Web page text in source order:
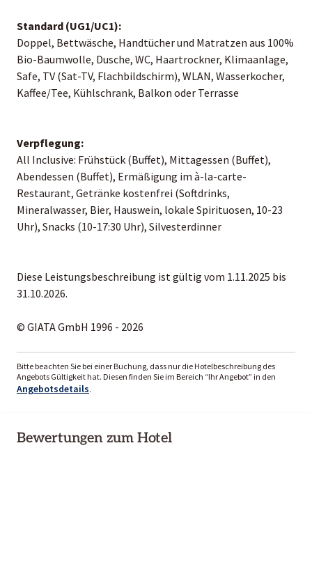
Standard (UG1/UC1):
Doppel, Bettwäsche, Handtücher und Matratzen aus 100%
Bio-Baumwolle, Dusche, WC, Haartrockner, Klimaanlage,
Safe, TV (Sat-TV, Flachbildschirm), WLAN, Wasserkocher,
Kaffee/Tee, Kühlschrank, Balkon oder Terrasse
Verpflegung:
All Inclusive: Frühstück (Buffet), Mittagessen (Buffet),
Abendessen (Buffet), Ermäßigung im à-la-carte-
Restaurant, Getränke kostenfrei (Softdrinks,
Mineralwasser, Bier, Hauswein, lokale Spirituosen, 10-23
Uhr), Snacks (10-17:30 Uhr), Silvesterdinner
Diese Leistungsbeschreibung ist gültig vom 1.11.2025 bis
31.10.2026.
© GIATA GmbH 1996 - 2026
Bitte beachten Sie bei einer Buchung, dass nur die Hotelbeschreibung des
Angebots Gültigkeit hat. Diesen finden Sie im Bereich “Ihr Angebot” in den
Angebotsdetails.
Bewertungen zum Hotel